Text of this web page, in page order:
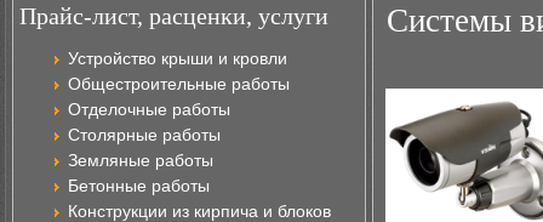
Прайс-лист, расценки, услуги
Устройство крыши и кровли
Общестроительные работы
Отделочные работы
Столярные работы
Земляные работы
Бетонные работы
Конструкции из кирпича и блоков
Системы